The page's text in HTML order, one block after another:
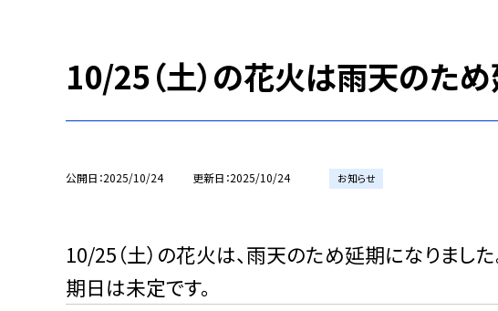
10/25（土）の花火は雨天のため
公開日 2025/10/24 更新日 2025/10/24 お知らせ
10/25（土）の花火は、雨天のため延期になりました
期日は未定です。